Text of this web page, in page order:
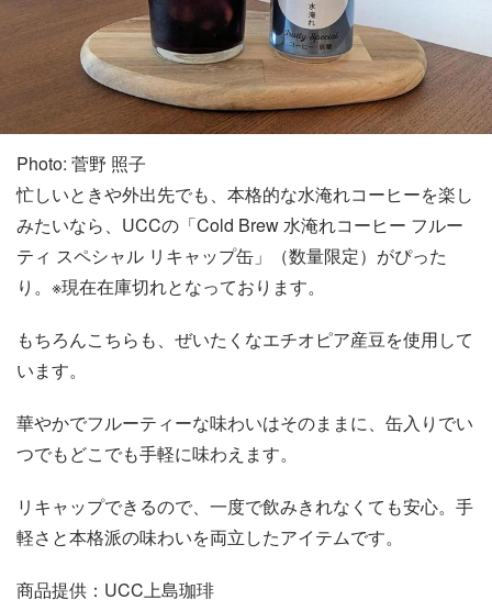
Photo: 菅野 照子
忙しいときや外出先でも、本格的な水淹れコーヒーを楽し
みたいなら、UCCの「Cold Brew 水淹れコーヒー フルー
ティ スペシャル リキャップ缶」（数量限定）がぴった
り。※現在在庫切れとなっております。
もちろんこちらも、ぜいたくなエチオピア産豆を使用して
います。
華やかでフルーティーな味わいはそのままに、缶入りでい
つでもどこでも手軽に味わえます。
リキャップできるので、一度で飲みきれなくても安心。手
軽さと本格派の味わいを両立したアイテムです。
商品提供：UCC上島珈琲